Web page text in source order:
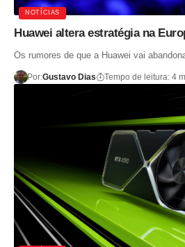
NOTÍCIAS
Huawei altera estratégia na
Os rumores de que a Huawei vai
Por:Gustavo Dias Tempo de leitura: 4